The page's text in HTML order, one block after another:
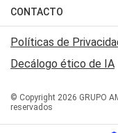
Judiciales
Economia
Trucos caseros
Series y Películas
Edictos y Solicitadas
Mundial
Automovilismo
Rugby
Básquet
Canal 7 en Vivo
San Juan 8
CONTACTO
Acerca de Nosotros
Contactanos
Políticas de
Decálogo ético de IA
© Copyright 2026 GRUPO
reservados